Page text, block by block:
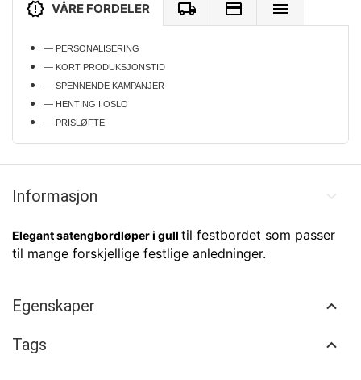
VÅRE FORDELER
— PERSONALISERING
— KORT PRODUKSJONSTID
— SPENNENDE KAMPANJER
— HENTING I OSLO
— PRISLØFTE
Informasjon
Elegant satengbordløper i gull til festbordet som passer
til mange forskjellige festlige anledninger.
Egenskaper
Tags